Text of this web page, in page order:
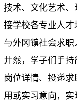
技术、文化艺术
接学校各专业人才
与外冈镇社会求
井然，学子们手
岗位详情、投递
用或实习意向， 实